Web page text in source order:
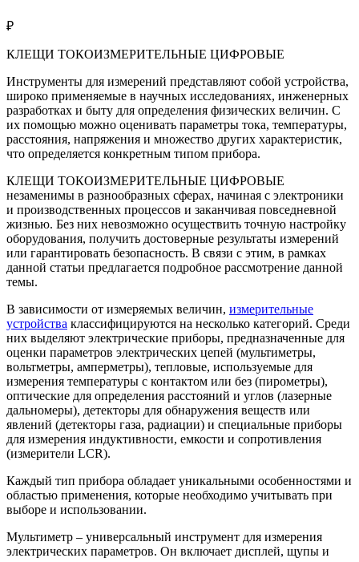
₽
КЛЕЩИ ТОКОИЗМЕРИТЕЛЬНЫЕ ЦИФРОВЫЕ
Инструменты для измерений представляют собой устройства,
широко применяемые в научных исследованиях, инженерных
разработках и быту для определения физических величин. С
их помощью можно оценивать параметры тока, температуры,
расстояния, напряжения и множество других характеристик,
что определяется конкретным типом прибора.
КЛЕЩИ ТОКОИЗМЕРИТЕЛЬНЫЕ ЦИФРОВЫЕ
незаменимы в разнообразных сферах, начиная с электроники
и производственных процессов и заканчивая повседневной
жизнью. Без них невозможно осуществить точную настройку
оборудования, получить достоверные результаты измерений
или гарантировать безопасность. В связи с этим, в рамках
данной статьи предлагается подробное рассмотрение данной
темы.
В зависимости от измеряемых величин, измерительные
устройства классифицируются на несколько категорий. Среди
них выделяют электрические приборы, предназначенные для
оценки параметров электрических цепей (мультиметры,
вольтметры, амперметры), тепловые, используемые для
измерения температуры с контактом или без (пирометры),
оптические для определения расстояний и углов (лазерные
дальномеры), детекторы для обнаружения веществ или
явлений (детекторы газа, радиации) и специальные приборы
для измерения индуктивности, емкости и сопротивления
(измерители LCR).
Каждый тип прибора обладает уникальными особенностями и
областью применения, которые необходимо учитывать при
выборе и использовании.
Мультиметр – универсальный инструмент для измерения
электрических параметров. Он включает дисплей, щупы и